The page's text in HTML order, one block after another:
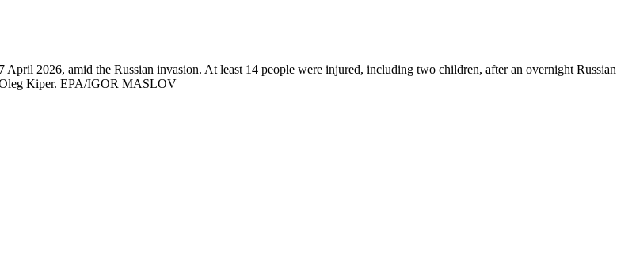
2026, amid the Russian invasion. At least 14 people were injured, including two children, after an overnight Russian
Oleg Kiper. EPA/IGOR MASLOV